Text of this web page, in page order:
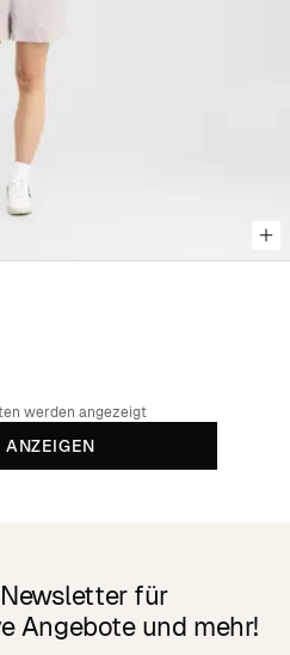
werden angezeigt
ANZEIGEN
für
Angebote und mehr!